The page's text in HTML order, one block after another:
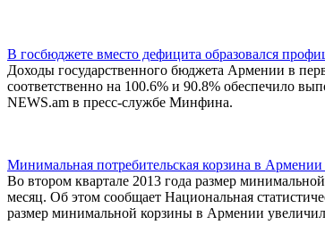
В госбюджете вместо дефицита образовался
Доходы государственного бюджета Армении в
соответственно на 100.6% и 90.8% обеспечило
NEWS.am в пресс-службе Минфина.
Минимальная потребительская корзина в
Во втором квартале 2013 года размер
месяц. Об этом сообщает Национальная
размер минимальной корзины в Армении